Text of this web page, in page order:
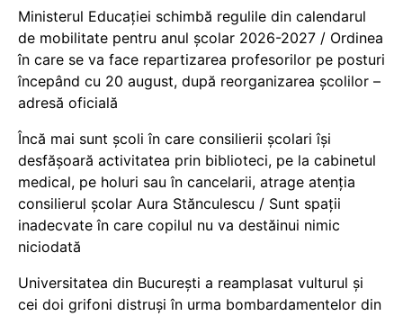
Ministerul Educației schimbă regulile din calendarul
de mobilitate pentru anul școlar 2026-2027 / Ordinea
în care se va face repartizarea profesorilor pe posturi
începând cu 20 august, după reorganizarea școlilor –
adresă oficială
Încă mai sunt școli în care consilierii școlari își
desfășoară activitatea prin biblioteci, pe la cabinetul
medical, pe holuri sau în cancelarii, atrage atenția
consilierul școlar Aura Stănculescu / Sunt spații
inadecvate în care copilul nu va destăinui nimic
niciodată
Universitatea din București a reamplasat vulturul și
cei doi grifoni distruși în urma bombardamentelor din